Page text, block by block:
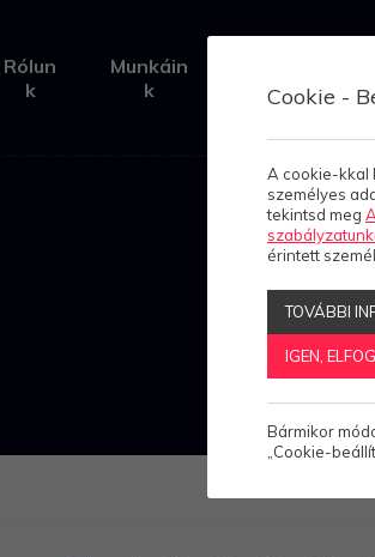
Rólun
k
Munkáin
k
k
Cookie -
A cookie-kkal
személyes
tekintsd meg
érintett
TOVÁBBI
IGEN,
Bármikor
„Cookie-